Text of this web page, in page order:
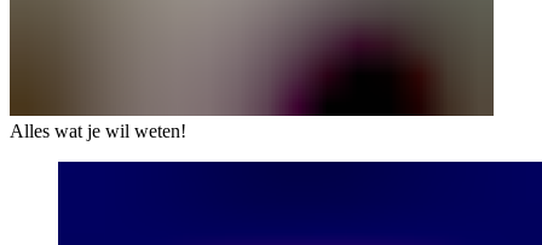
Alles wat je wil weten!